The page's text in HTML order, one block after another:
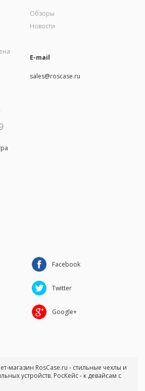
Обзоры
Новости
E-mail
sales@roscase.ru
Facebook
Twitter
Google+
магазин RosCase.ru - стильные чехлы и
устройств. РосКейс - к девайсам с